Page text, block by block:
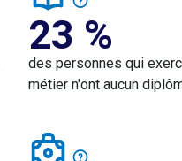
23 %
des personnes qui
métier n'ont aucun